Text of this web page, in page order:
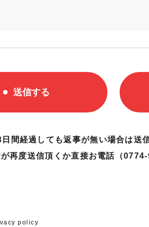
送信する
間経過しても返事が無い場合は送
再度送信頂くか直接お電話（
policy